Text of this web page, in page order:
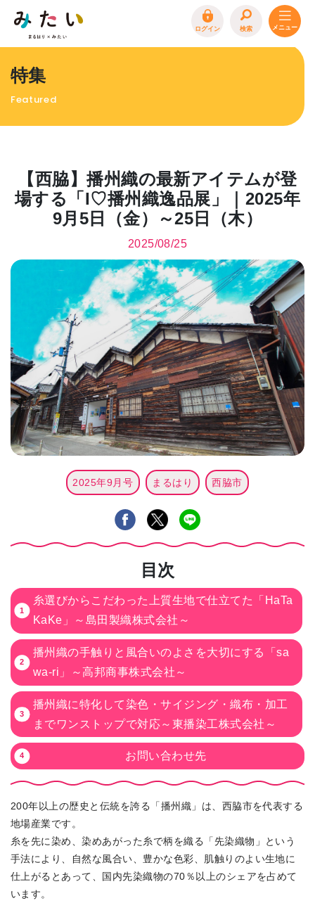
ログイン 検索
特集
エリア特集
まるはり×みたい お問合わせ イベント情報募集
プライバシーポリシー
特集
Featured
【西脇】播州織の最新アイテムが登
場する「I♡播州織逸品展」｜2025年
9月5日（金）～25日（木）
2025/08/25
2025年9月号 まるはり 西脇市
目次
糸選びからこだわった上質生地で仕立てた「HaTa
KaKe」～島田製織株式会社～
播州織の手触りと風合いのよさを大切にする「sa
wa-ri」～高邦商事株式会社～
播州織に特化して染色・サイジング・織布・加工
までワンストップで対応～東播染工株式会社～
お問い合わせ先
200年以上の歴史と伝統を誇る「播州織」は、西脇市を代表する
地場産業です。
糸を先に染め、染めあがった糸で柄を織る「先染織物」という
手法により、自然な風合い、豊かな色彩、肌触りのよい生地に
仕上がるとあって、国内先染織物の70％以上のシェアを占めて
います。